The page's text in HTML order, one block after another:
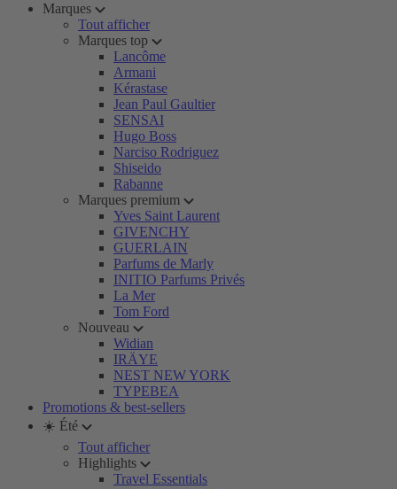
Marques
Tout afficher
Marques top
Lancôme
Armani
Kérastase
Jean Paul Gaultier
SENSAI
Hugo Boss
Narciso Rodriguez
Shiseido
Rabanne
Marques premium
Yves Saint Laurent
GIVENCHY
GUERLAIN
Parfums de Marly
INITIO Parfums Privés
La Mer
Tom Ford
Nouveau
Widian
IRÄYE
NEST NEW YORK
TYPEBEA
Promotions & best-sellers
☀️ Été
Tout afficher
Highlights
Travel Essentials